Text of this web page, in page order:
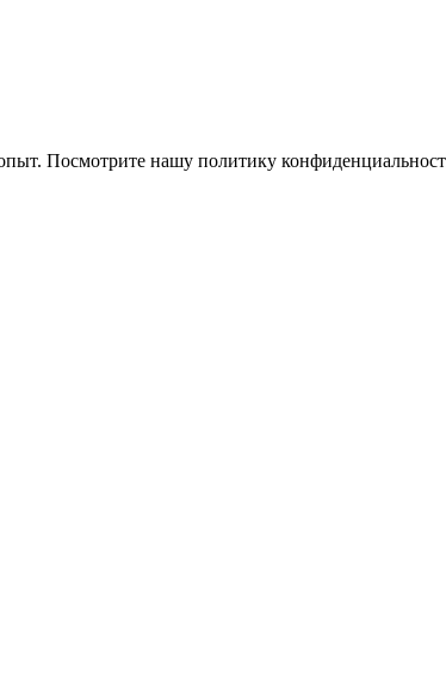
Посмотрите нашу политику